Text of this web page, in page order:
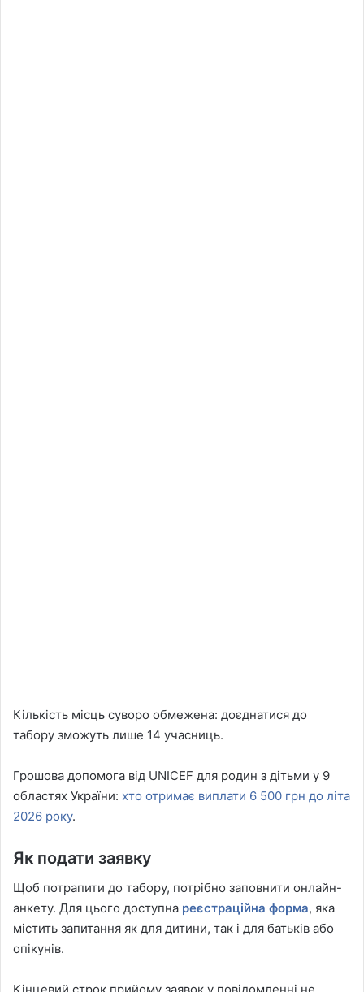
Кількість місць суворо обмежена: доєднатися до
табору зможуть лише 14 учасниць.
Грошова допомога від UNICEF для родин з дітьми у 9
областях України: хто отримає виплати 6 500 грн до літа
2026 року.
Як подати заявку
Щоб потрапити до табору, потрібно заповнити онлайн-
анкету. Для цього доступна реєстраційна форма, яка
містить запитання як для дитини, так і для батьків або
опікунів.